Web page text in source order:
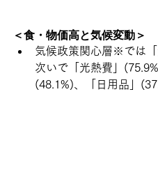
＜食・物価高と気候変動＞
気候政策関心層※では「
次いで「光熱費」
(48.1%)、「日用品」